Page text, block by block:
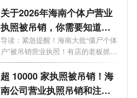
关于2026年海南个体户营业
执照被吊销，你需要知道的
10大问题
导读：紧急提醒！海南大批“僵尸个体
户”被吊销营业执照！有店的老板抓
紧...
超 10000 家执照被吊销！海
南公司营业执照吊销和注销